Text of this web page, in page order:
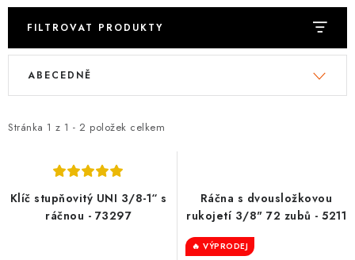
O NÁS
🚚 STAV OBJEDNÁVKY
DOPRAVA A PLATBA
VRÁCENÍ ZBOŽÍ A REKLAMACE
FILTROVAT PRODUKTY
V
i
r
Stránka 1 z 1 - 2 položek celkem
Ř
e
p
ABECEDNĚ
Klíč stupňovitý UNI 3/8-1“ s
ráčnou - 73297
Ráčna s dvousložkovou
rukojetí 3/8" 72 zubů - 5211
🔥 VÝPRODEJ